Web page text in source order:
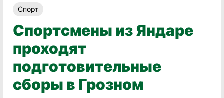
Спорт
Спортсмены из Яндаре
проходят
подготовительные
сборы в Грозном